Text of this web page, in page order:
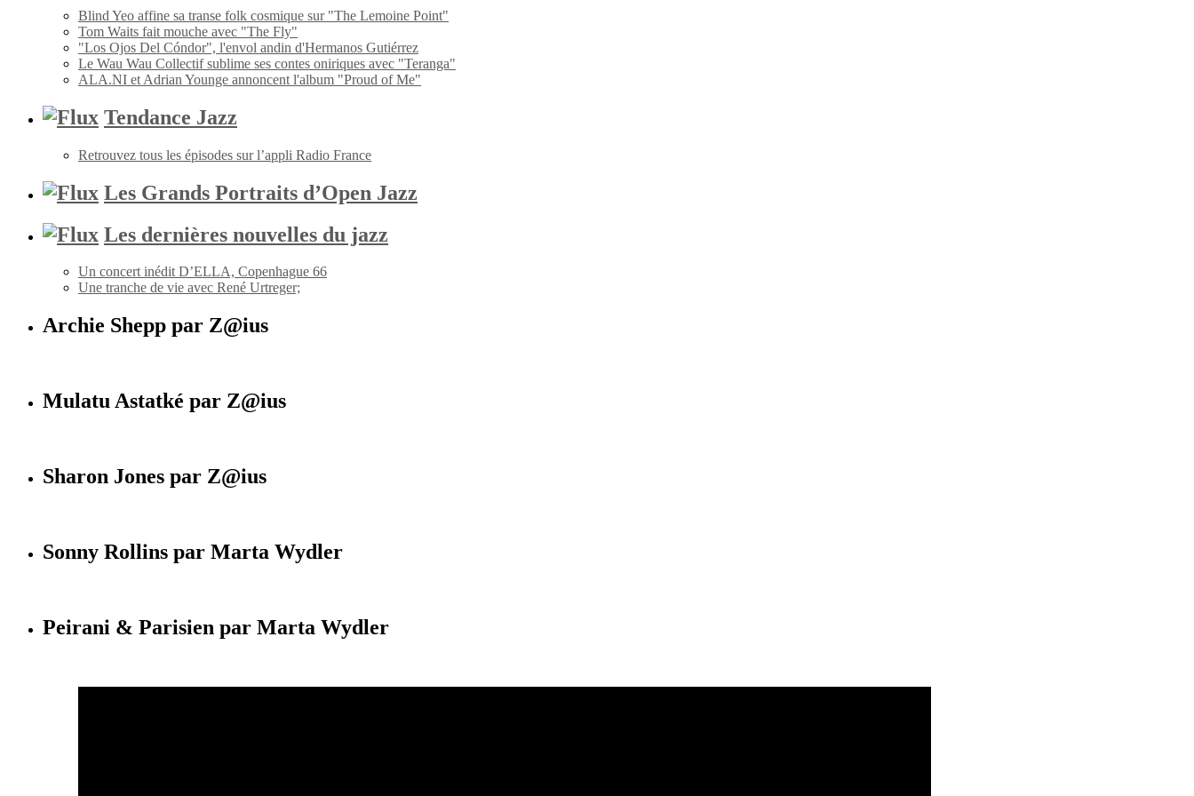
Blind Yeo affine sa transe folk cosmique sur "The Lemoine Point"
Tom Waits fait mouche avec "The Fly"
"Los Ojos Del Cóndor", l'envol andin d'Hermanos Gutiérrez
Le Wau Wau Collectif sublime ses contes oniriques avec "Teranga"
ALA.NI et Adrian Younge annoncent l'album "Proud of Me"
Tendance Jazz
Retrouvez tous les épisodes sur l’appli Radio France
Les Grands Portraits d’Open Jazz
Les dernières nouvelles du jazz
Un concert inédit D’ELLA, Copenhague 66
Une tranche de vie avec René Urtreger;
Archie Shepp par Z@ius
Mulatu Astatké par Z@ius
Sharon Jones par Z@ius
Sonny Rollins par Marta Wydler
Peirani & Parisien par Marta Wydler